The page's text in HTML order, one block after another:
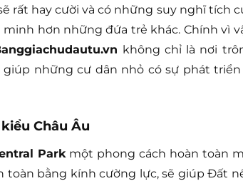
rất hay cười và có những suy nghĩ tích
hơn những đứa trẻ khác. Chính vì
không chỉ là nơi
những cư dân nhỏ có sự phát triển
Châu Âu
Park một phong cách hoàn toàn
toàn bằng kính cường lực, sẽ giúp Đất